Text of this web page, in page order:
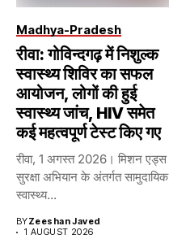
Madhya-Pradesh
रीवा: गोविन्दगढ़ में निशुल्क
स्वास्थ्य शिविर का सफल
आयोजन, लोगों की हुई
स्वास्थ्य जांच, HIV समेत
कई महत्वपूर्ण टेस्ट किए गए
रीवा, 1 अगस्त 2026। मिशन एड्स
सुरक्षा अभियान के अंतर्गत सामुदायिक
स्वास्थ्य...
BYZeeshan Javed
1 AUGUST 2026